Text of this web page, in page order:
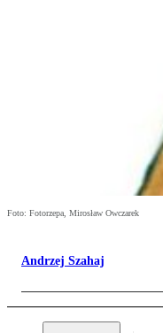
Foto: Fotorzepa, Mirosław Owczarek
Andrzej Szahaj